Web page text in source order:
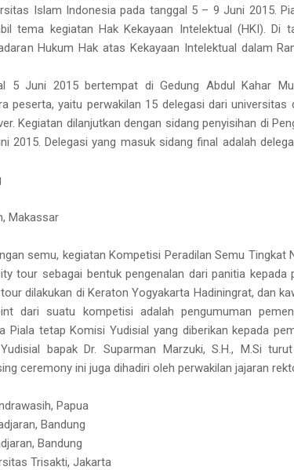
Islam Indonesia pada tanggal 5 – 9 Juni 2015.
tema kegiatan Hak Kekayaan Intelektual (HKI). Di
Hukum Hak atas Kekayaan Intelektual dalam
5 Juni 2015 bertempat di Gedung Abdul Kahar
peserta, yaitu perwakilan 15 delegasi dari universitas
Kegiatan dilanjutkan dengan sidang penyisihan di
2015. Delegasi yang masuk sidang final adalah
Makassar
semu, kegiatan Kompetisi Peradilan Semu Tingkat
tour sebagai bentuk pengenalan dari panitia kepada
dilakukan di Keraton Yogyakarta Hadiningrat, dan
dari suatu kompetisi adalah pengumuman
Piala tetap Komisi Yudisial yang diberikan kepada
bapak Dr. Suparman Marzuki, S.H., M.Si
ceremony ini juga dihadiri oleh perwakilan jajaran
Papua
Bandung
Bandung
Trisakti, Jakarta